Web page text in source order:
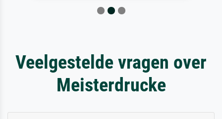
Veelgestelde vragen over
Meisterdrucke